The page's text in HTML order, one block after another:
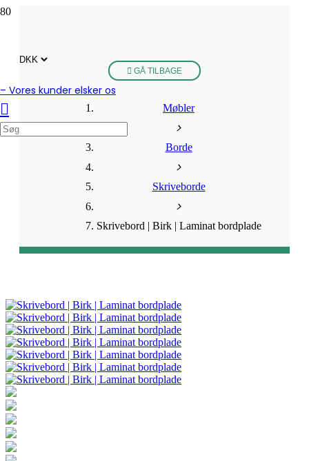
– Vores kunder elsker os
GÅ TILBAGE
Møbler
Borde
Skriveborde
Skrivebord | Birk | Laminat bordplade